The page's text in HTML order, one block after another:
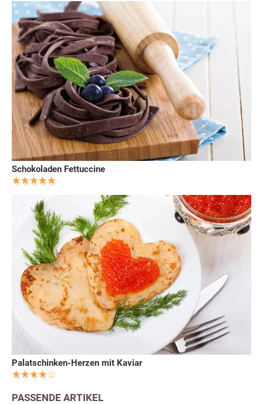
Schokoladen Fettuccine
Palatschinken-Herzen mit Kaviar
PASSENDE ARTIKEL